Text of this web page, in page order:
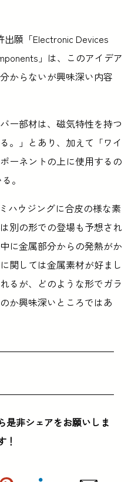
願「Electronic Devices
」は、このアイデア
からないが興味深い内容
ー部材は、磁気特性を持つ
。」とあり、加えて「ワイ
ーネントの上に使用するの
。
ハウジングに合皮の様な素
別の形での登場も予想され
に金属部分からの発熱がか
関しては金属素材が好まし
るが、どのような形でガラ
か興味深いところではあ
是非シェアをお願いしま
！